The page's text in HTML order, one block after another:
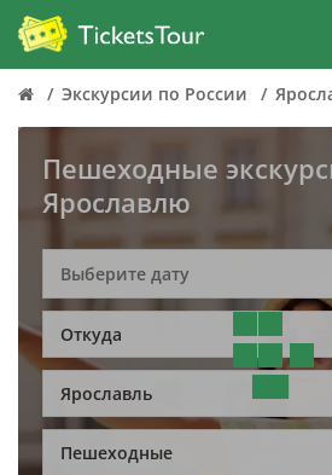
Экскурсии по России
Пешеходные
Ярославлю
Откуда
Ярославль
Пешеходные